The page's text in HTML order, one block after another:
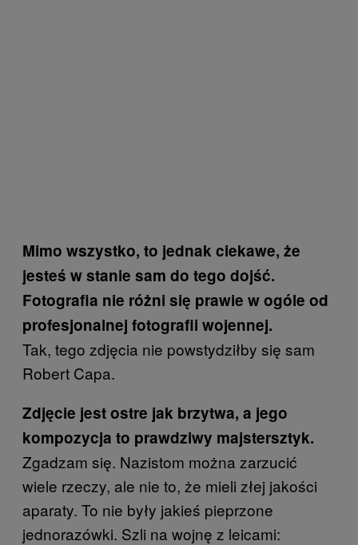
Mimo wszystko, to jednak ciekawe, że
jesteś w stanie sam do tego dojść.
Fotografia nie różni się prawie w ogóle od
profesjonalnej fotografii wojennej.
Tak, tego zdjęcia nie powstydziłby się sam
Robert Capa.
Zdjęcie jest ostre jak brzytwa, a jego
kompozycja to prawdziwy majstersztyk.
Zgadzam się. Nazistom można zarzucić
wiele rzeczy, ale nie to, że mieli złej jakości
aparaty. To nie były jakieś pieprzone
jednorazówki. Szli na wojnę z leicami: